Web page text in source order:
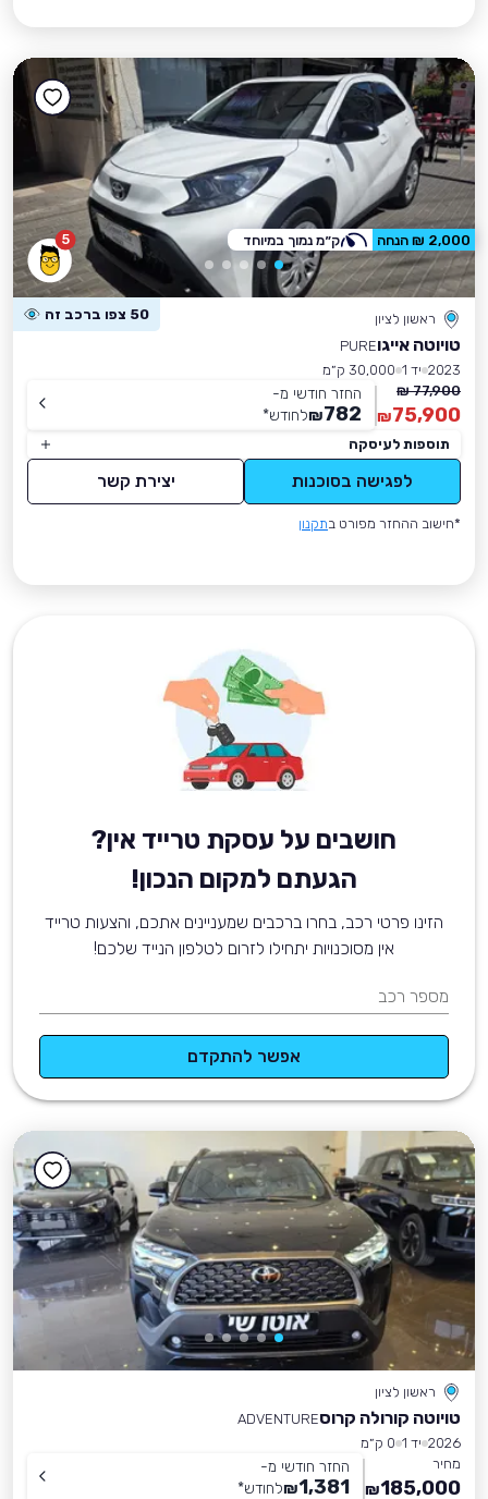
5
ראשון לציון 50 צפו ברכב זה
טויוטה אייגוPURE
2023 יד 1
30,000 ק״מ
77,900 ₪
75,900
₪
החזר חודשי מ-
782
₪לחודש*
תוספות לעיסקה
לפגישה בסוכנות יצירת קשר
*חישוב ההחזר מפורט בתקנון
2,000 ₪ הנחה ק״מ נמוך במיוחד
חושבים על עסקת טרייד אין?
הגעתם למקום הנכון!
הזינו פרטי רכב, בחרו ברכבים שמעניינים אתכם, והצעות טרייד
אין מסוכנויות יתחילו לזרום לטלפון הנייד שלכם!
מספר רכב
אפשר להתקדם
ראשון לציון
טויוטה קורולה קרוסADVENTURE
2026 יד 1
0 ק״מ
מחיר
185,000
₪
החזר חודשי מ-
1,381
₪לחודש*